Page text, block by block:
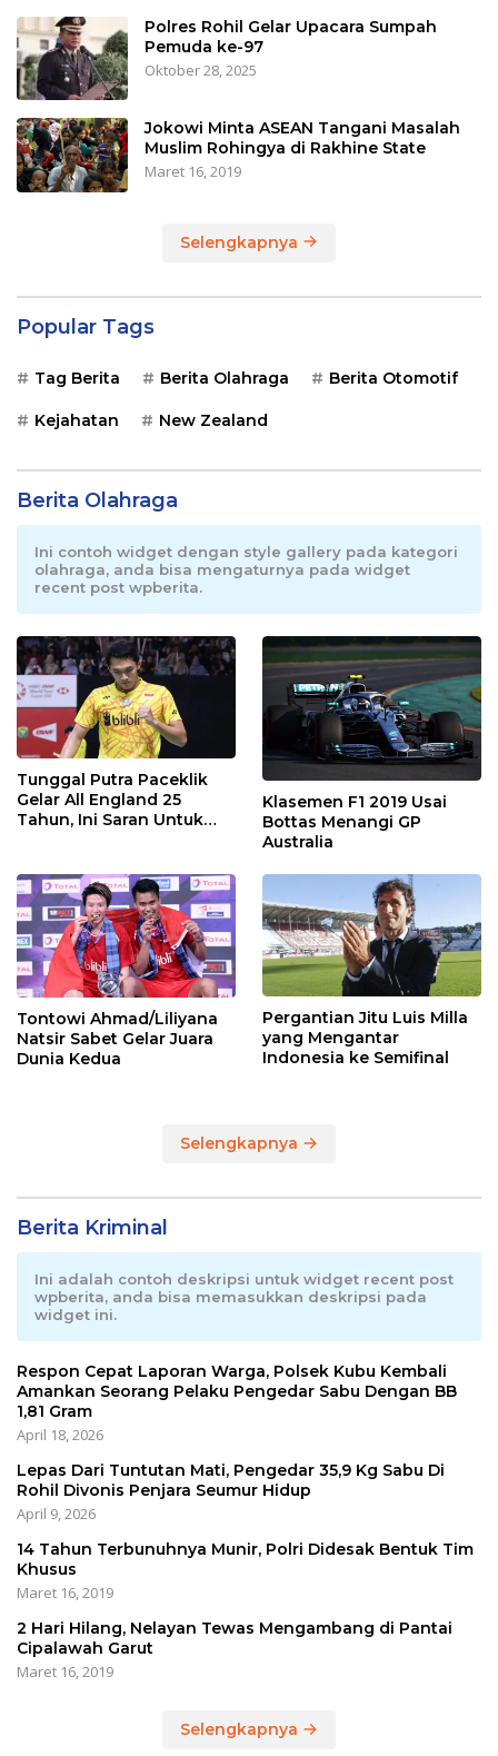
Polres Rohil Gelar Upacara Sumpah
Pemuda ke-97
Oktober 28, 2025
Jokowi Minta ASEAN Tangani Masalah
Muslim Rohingya di Rakhine State
Maret 16, 2019
Selengkapnya
Popular Tags
Tag Berita Berita Olahraga Berita Otomotif
Kejahatan New Zealand
Berita Olahraga
Ini contoh widget dengan style gallery pada kategori
olahraga, anda bisa mengaturnya pada widget
recent post wpberita.
Tunggal Putra Paceklik
Gelar All England 25
Tahun, Ini Saran Untuk
Klasemen F1 2019 Usai
Bottas Menangi GP
Australia
Tontowi Ahmad/Liliyana
Natsir Sabet Gelar Juara
Dunia Kedua
Pergantian Jitu Luis Milla
yang Mengantar
Indonesia ke Semifinal
Selengkapnya
Berita Kriminal
Ini adalah contoh deskripsi untuk widget recent post
wpberita, anda bisa memasukkan deskripsi pada
widget ini.
Respon Cepat Laporan Warga, Polsek Kubu Kembali
Amankan Seorang Pelaku Pengedar Sabu Dengan BB
1,81 Gram
April 18, 2026
Lepas Dari Tuntutan Mati, Pengedar 35,9 Kg Sabu Di
Rohil Divonis Penjara Seumur Hidup
April 9, 2026
14 Tahun Terbunuhnya Munir, Polri Didesak Bentuk Tim
Khusus
Maret 16, 2019
2 Hari Hilang, Nelayan Tewas Mengambang di Pantai
Cipalawah Garut
Maret 16, 2019
Selengkapnya